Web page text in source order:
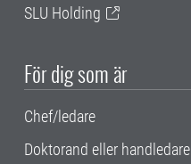
SLU Holding
För dig som är
Chef/ledare
Doktorand eller handledare